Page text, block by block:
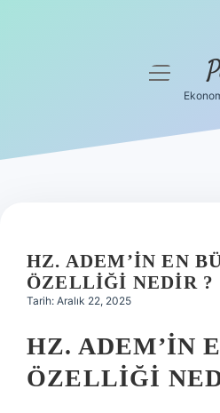
Hakkımızda
menüyü
HZ. ADEM’IN EN
ÖZELLIĞI NEDIR ?
Tarih: Aralık 22, 2025
HZ. ADEM’IN
ÖZELLIĞI